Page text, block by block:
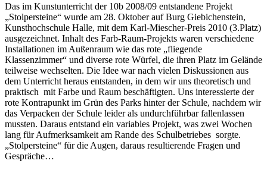
Das im Kunstunterricht der 10b 2008/09 entstandene Projekt
„Stolpersteine“ wurde am 28. Oktober auf Burg Giebichenstein,
Kunsthochschule Halle, mit dem Karl-Miescher-Preis 2010 (3.Platz)
ausgezeichnet. Inhalt des Farb-Raum-Projekts waren verschiedene
Installationen im Außenraum wie das rote „fliegende
Klassenzimmer“ und diverse rote Würfel, die ihren Platz im Gelände
teilweise wechselten. Die Idee war nach vielen Diskussionen aus
dem Unterricht heraus entstanden, in dem wir uns theoretisch und
praktisch mit Farbe und Raum beschäftigten. Uns interessierte der
rote Kontrapunkt im Grün des Parks hinter der Schule, nachdem wir
das Verpacken der Schule leider als undurchführbar fallenlassen
mussten. Daraus entstand ein variables Projekt, was zwei Wochen
lang für Aufmerksamkeit am Rande des Schulbetriebes sorgte.
„Stolpersteine“ für die Augen, daraus resultierende Fragen und
Gespräche…